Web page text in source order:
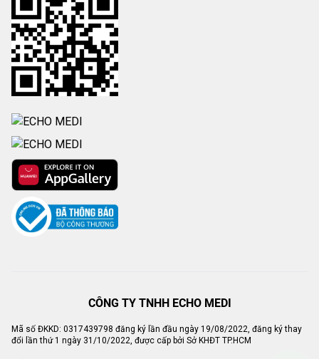
CÔNG TY TNHH ECHO MEDI
Mã số ĐKKD: 0317439798 đăng ký lần đầu ngày 19/08/2022, đăng ký thay
đổi lần thứ 1 ngày 31/10/2022, được cấp bởi Sở KHĐT TP.HCM